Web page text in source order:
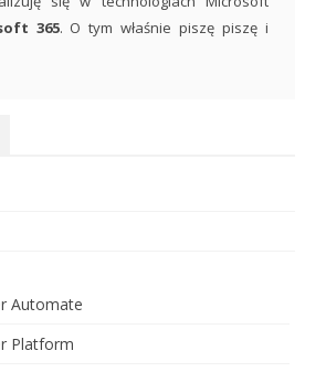
365. O tym właśnie piszę piszę i
Automate
Platform